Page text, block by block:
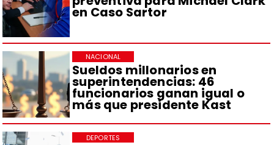
en Caso Sartor
Sueldos millonarios en
superintendencias: 46
funcionarios ganan igual o
más que presidente Kast
NACIONAL
DEPORTES